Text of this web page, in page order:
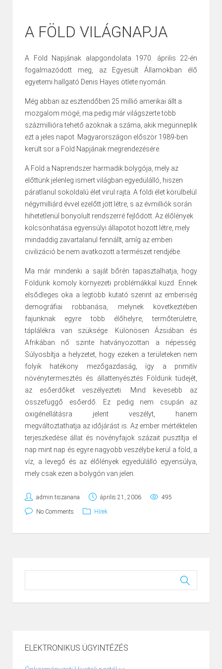
A FÖLD VILÁGNAPJA
A Föld Napjának alapgondolata 1970. április 22-én
fogalmazódott meg, az Egyesült Államokban élő
egyetemi hallgató Denis Hayes ötlete nyomán.
Még abban az esztendőben 25 millió amerikai állt a
mozgalom mögé, ma pedig már világszerte több
százmillióra tehető azoknak a száma, akik megünneplik
ezt a jeles napot. Magyarországon először 1989-ben
került sor a Föld Napjának megrendezésére.
A Föld a Naprendszer harmadik bolygója, mely az
előttünk jelenleg ismert világban egyedülálló, hiszen
páratlanul sokoldalú élet virul rajta. A földi élet körülbelül
négymilliárd évvel ezelőtt jött létre, s az évmilliók során
hihetetlenül bonyolult rendszerré fejlődött. Az élőlények
kölcsönhatása egyensúlyi állapotot hozott létre, mely
mindaddig zavartalanul fennállt, amíg az emberi
civilizáció be nem avatkozott a természet rendjébe.
Ma már mindenki a saját bőrén tapasztalhatja, hogy
Földünk komoly környezeti problémákkal küzd. Ennek
elsődleges oka a legtöbb kutató szerint az emberiség
demográfiai robbanása, melynek következtében
fajunknak egyre több élőhelyre, termőterületre,
táplálékra van szüksége. Különösen Ázsiában és
Afrikában nő szinte hatványozottan a népesség.
Súlyosbítja a helyzetet, hogy ezeken a területeken nem
folyik hatékony mezőgazdaság, így a primitív
növénytermesztés és állattenyésztés Földünk tüdejét,
az esőerdőket veszélyezteti. Mind kevesebb az
összefüggő esőerdő. Ez pedig nem csupán az
oxigénellátásra jelent veszélyt, hanem
megváltoztathatja az időjárást is. Az ember mértéktelen
terjeszkedése állat és növényfajok százait pusztítja el
nap mint nap és egyre nagyobb veszélybe kerül a föld, a
víz, a levegő és az élőlények egyedülálló egyensúlya,
mely csak ezen a bolygón van jelen.
admin.tiszanana április 21, 2006 495
No Comments Hírek
ELEKTRONIKUS ÜGYINTÉZÉS